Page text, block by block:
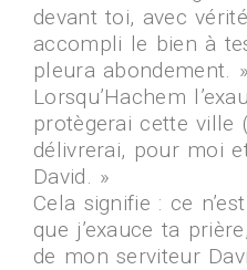
devant toi, avec
accompli le bien à
pleura abondement. »
Lorsqu’Hachem
protègerai cette ville
délivrerai, pour moi
David. »
Cela signifie : ce
que j’exauce ta
de mon serviteur